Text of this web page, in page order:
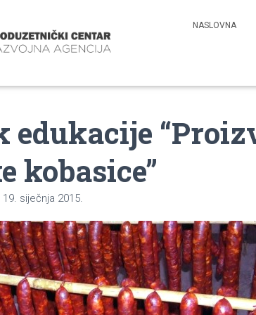
NASLOVNA
edukacije
kobasice”
19. siječnja 2015.